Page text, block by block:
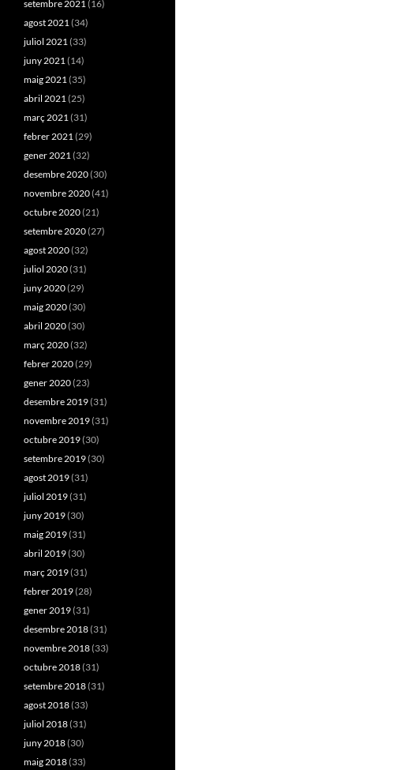
setembre 2021(16)
agost 2021(34)
juliol 2021(33)
juny 2021(14)
maig 2021(35)
abril 2021(25)
març 2021(31)
febrer 2021(29)
gener 2021(32)
desembre 2020(30)
novembre 2020(41)
octubre 2020(21)
setembre 2020(27)
agost 2020(32)
juliol 2020(31)
juny 2020(29)
maig 2020(30)
abril 2020(30)
març 2020(32)
febrer 2020(29)
gener 2020(23)
desembre 2019(31)
novembre 2019(31)
octubre 2019(30)
setembre 2019(30)
agost 2019(31)
juliol 2019(31)
juny 2019(30)
maig 2019(31)
abril 2019(30)
març 2019(31)
febrer 2019(28)
gener 2019(31)
desembre 2018(31)
novembre 2018(33)
octubre 2018(31)
setembre 2018(31)
agost 2018(33)
juliol 2018(31)
juny 2018(30)
maig 2018(33)